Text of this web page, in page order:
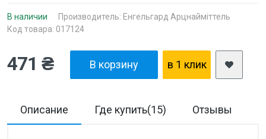
В наличии Производитель: Енгельгард Арцнайміттель
Код товара: 017124
471 ₴ В корзину в 1 клик
Описание Где купить(15) Отзывы